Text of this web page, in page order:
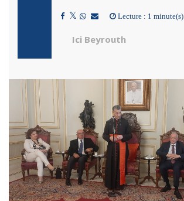
Lecture : 1 minute(s)
Ici Beyrouth